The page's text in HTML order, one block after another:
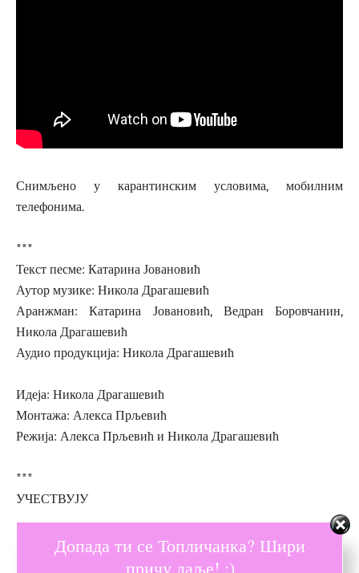
Снимљено у карантинским условима, мобилним
телефонима.
***
Текст песме: Катарина Јовановић
Аутор музике: Никола Драгашевић
Аранжман: Катарина Јовановић, Ведран Боровчанин,
Никола Драгашевић
Аудио продукција: Никола Драгашевић
Идеја: Никола Драгашевић
Монтажа: Алекса Прљевић
Режија: Алекса Прљевић и Никола Драгашевић
***
УЧЕСТВУЈУ
Инструменталисти:
Допада ти се Топличанка? Шири
причу даље! :)